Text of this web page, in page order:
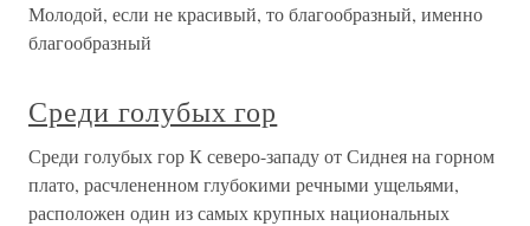
Молодой, если не красивый, то благообразный, именно
благообразный
Среди голубых гор
Среди голубых гор К северо-западу от Сиднея на горном
плато, расчлененном глубокими речными ущельями,
расположен один из самых крупных национальных